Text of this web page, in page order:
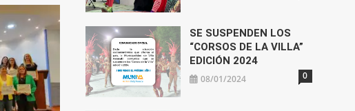
SE SUSPENDEN LOS
“CORSOS DE LA VILLA”
EDICIÓN 2024
08/01/2024 0